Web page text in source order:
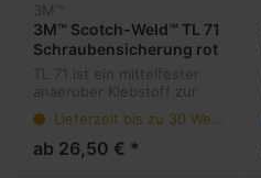
3M™
3M™ Scotch-Weld™ TL 71
Schraubensicherung rot
TL 71 ist ein mittelfester
anaerober Klebstoff zur
Schraubverbindung und
zum Schutz vor Korrosion
Lieferzeit bis zu 30 Werktage
ab 26,50 € *